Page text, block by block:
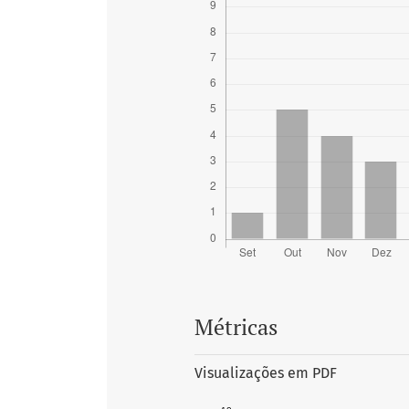
Métricas
Visualizações em PDF